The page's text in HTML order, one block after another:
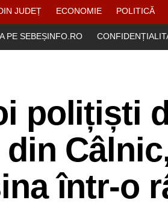
JUDEȚ ECONOMIE POLITICĂ
PE SEBEȘINFO.RO
polițiști
într-o